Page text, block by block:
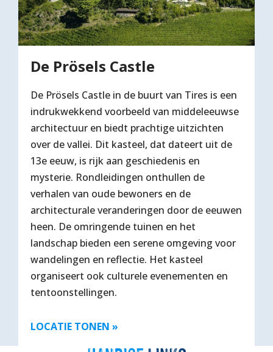
De Prösels Castle
De Prösels Castle in de buurt van Tires is een
indrukwekkend voorbeeld van middeleeuwse
architectuur en biedt prachtige uitzichten
over de vallei. Dit kasteel, dat dateert uit de
13e eeuw, is rijk aan geschiedenis en
mysterie. Rondleidingen onthullen de
verhalen van oude bewoners en de
architecturale veranderingen door de eeuwen
heen. De omringende tuinen en het
landschap bieden een serene omgeving voor
wandelingen en reflectie. Het kasteel
organiseert ook culturele evenementen en
tentoonstellingen.
LOCATIE TONEN »